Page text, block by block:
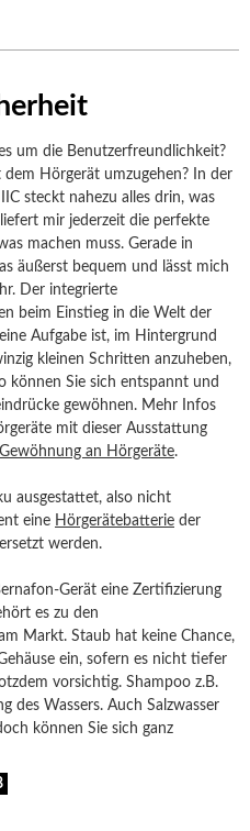
um die Benutzerfreundlichkeit?
Hörgerät umzugehen? In der
steckt nahezu alles drin, was
mir jederzeit die perfekte
machen muss. Gerade in
äußerst bequem und lässt mich
Der integrierte
beim Einstieg in die Welt der
Aufgabe ist, im Hintergrund
kleinen Schritten anzuheben,
können Sie sich entspannt und
gewöhnen. Mehr Infos
mit dieser Ausstattung
Gewöhnung an Hörgeräte.
ausgestattet, also nicht
eine Hörgerätebatterie der
werden.
Gerät eine Zertifizierung
es zu den
Markt. Staub hat keine Chance,
ein, sofern es nicht tiefer
vorsichtig. Shampoo z.B.
des Wassers. Auch Salzwasser
können Sie sich ganz